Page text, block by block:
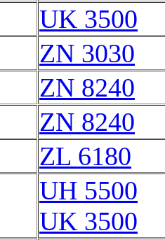
UK 3500
ZN 3030
ZN 8240
ZN 8240
ZL 6180
UH 5500
UK 3500